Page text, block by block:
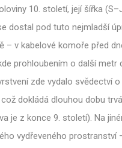
10. století, její šířka
dostal pod tuto nejmladší
– v kabelové komoře před
prohloubením o další metr
zde vydalo svědectví
dokládá dlouhou dobu
je z konce 9. století). Na
vydřeveného prostranství